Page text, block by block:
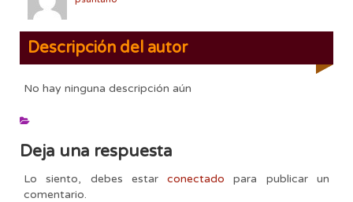
Descripción del autor
No hay ninguna descripción aún
Deja una respuesta
Lo siento, debes estarconectado para publicar un
comentario.